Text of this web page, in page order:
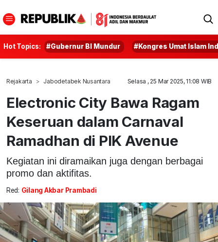
Hot Topics: #Gubernur BI Mundur #Kongres Umat Islam
Rejakarta Jabodetabek Nusantara Selasa , 25 Mar 2025, 11:08 WIB
Electronic City Bawa Ragam
Keseruan dalam Carnaval
Ramadhan di PIK Avenue
Kegiatan ini diramaikan juga dengan berbagai
promo dan aktifitas.
Red: Gilang Akbar Prambadi